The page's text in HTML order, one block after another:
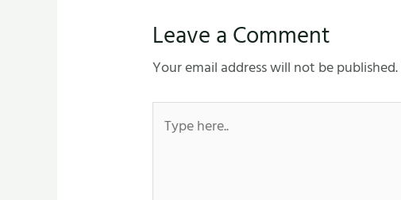
Leave a Comment
Your email address will not be published.
here..